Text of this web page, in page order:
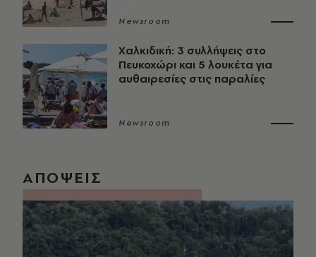
Newsroom
Χαλκιδική: 3 συλλήψεις στο
Πευκοχώρι και 5 λουκέτα για
αυθαιρεσίες στις παραλίες
Newsroom
ΑΠΟΨΕΙΣ